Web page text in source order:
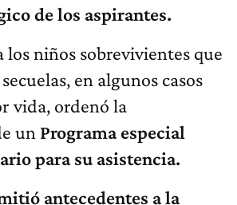
de los aspirantes.
los niños sobrevivientes que
en algunos casos
vida, ordenó la
un Programa especial
para su asistencia.
antecedentes a la